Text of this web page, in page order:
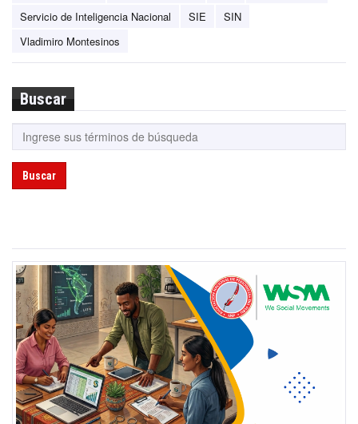
Servicio de Inteligencia Nacional
SIE
SIN
Vladimiro Montesinos
Buscar
Buscar